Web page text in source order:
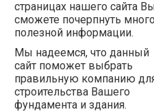
страницах нашего сайта
сможете почерпнуть много
полезной информации.
Мы надеемся, что данный
сайт поможет выбрать
правильную компанию
строительства Вашего
фундамента и здания.